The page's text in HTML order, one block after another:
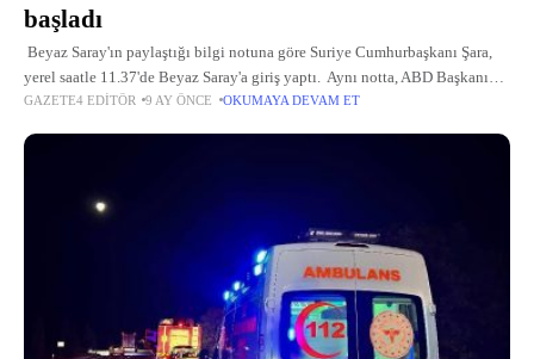
başladı
Beyaz Saray'ın paylaştığı bilgi notuna göre Suriye Cumhurbaşkanı Şara,
yerel saatle 11.37'de Beyaz Saray'a giriş yaptı. Aynı notta, ABD Başkanı
Trump'ın günlük programında "basına kapalı" olarak gerçekleşeceği
GAZETE4 EDITÖR 9 AY ÖNCE OKUMAYA DEVAM ET